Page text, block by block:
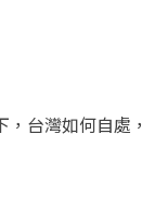
台灣如何自處，